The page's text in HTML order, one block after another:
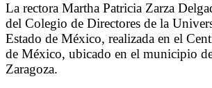
La rectora Martha Patricia Zarza
del Colegio de Directores de la
Estado de México, realizada en el
de México, ubicado en el municipio
Zaragoza.